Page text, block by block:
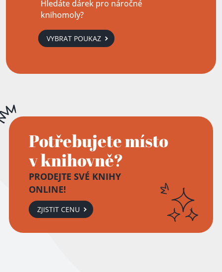
Hledáte dárek pro náročné
knihomoly?
VYBRAT POUKAZ
Potřebujete místo
v knihovně?
PRODEJTE SVÉ KNIHY
ONLINE!
ZJISTIT CENU